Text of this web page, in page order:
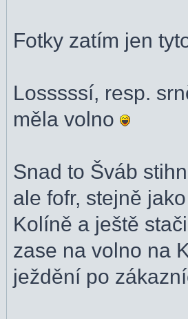
Fotky zatím jen
Losssssí, resp.
měla volno
Snad to Šváb
ale fofr, stejně
Kolíně a ještě
zase na volno na
ježdění po